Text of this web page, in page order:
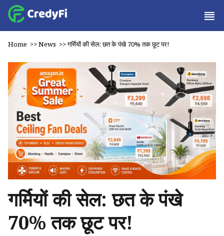
Home >>News >>गर्मियों की सेल: छत के पंखे 70% तक छूट पर!
गर्मियों की सेल: छत के पंखे
70% तक छूट पर!